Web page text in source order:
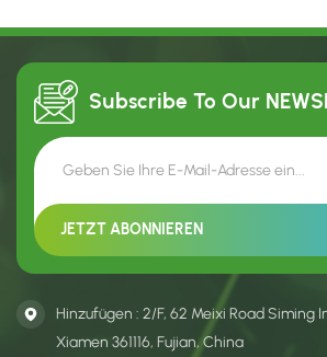
Subscribe To Our
Hinzufügen : 2/F, 62 Meixi Road Siming
Xiamen 361116, Fujian, China